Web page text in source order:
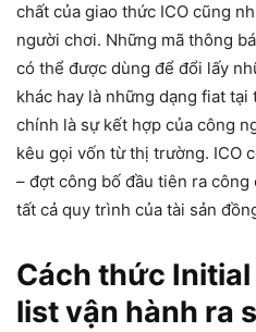
chất của giao thức ICO cũng
người chơi. Những mã thông
có thể được dùng để đổi lấy
khác hay là những dạng fiat
chính là sự kết hợp của công
kêu gọi vốn từ thị trường. ICO
– đợt công bố đầu tiên ra công
tất cả quy trình của tài sản
Cách thức
list vận hành ra